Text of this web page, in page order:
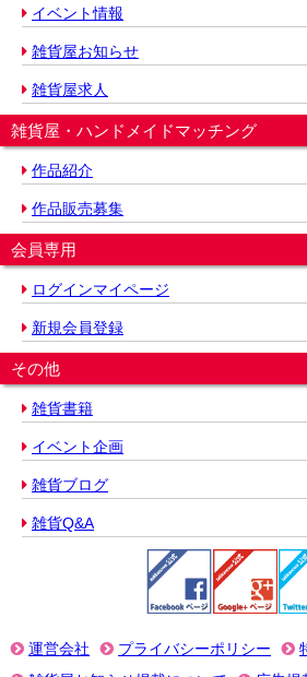
イベント情報
雑貨屋お知らせ
雑貨屋求人
雑貨屋・ハンドメイドマッチング
作品紹介
作品販売募集
会員専用
ログインマイページ
新規会員登録
その他
雑貨書籍
イベント企画
雑貨ブログ
雑貨Q&A
運営会社 プライバシーポリシー